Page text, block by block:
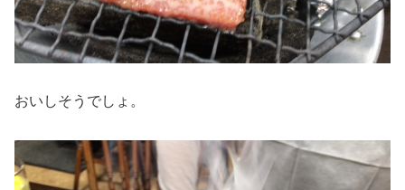
おいしそうでしょ。